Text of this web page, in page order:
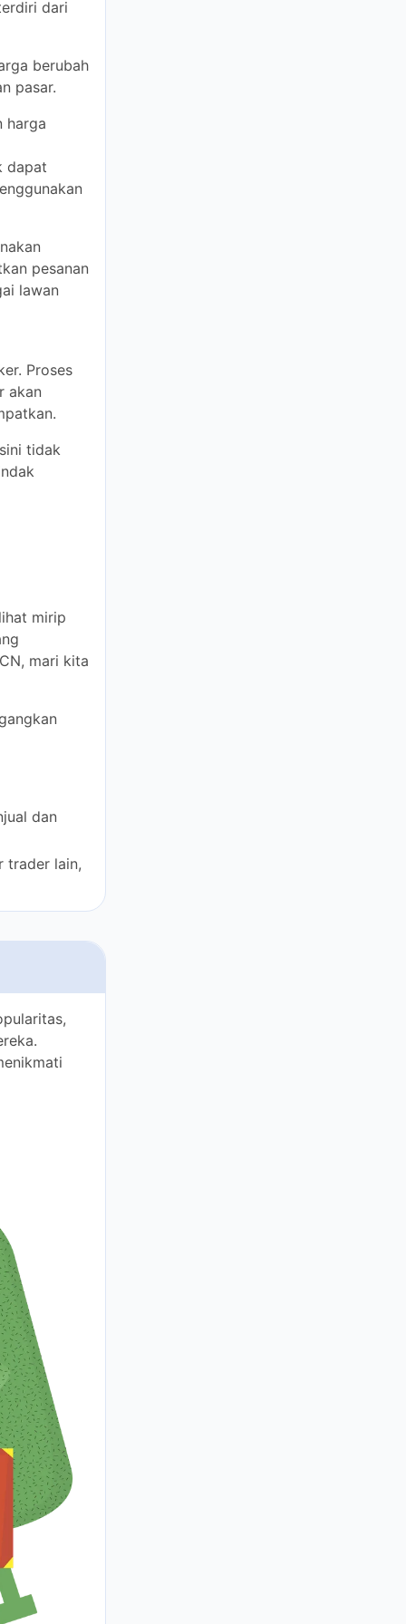
volatilitas
pasar.
posisinya
dapat
perantara
dengan
langkah
dalam
membeli
lain, untuk